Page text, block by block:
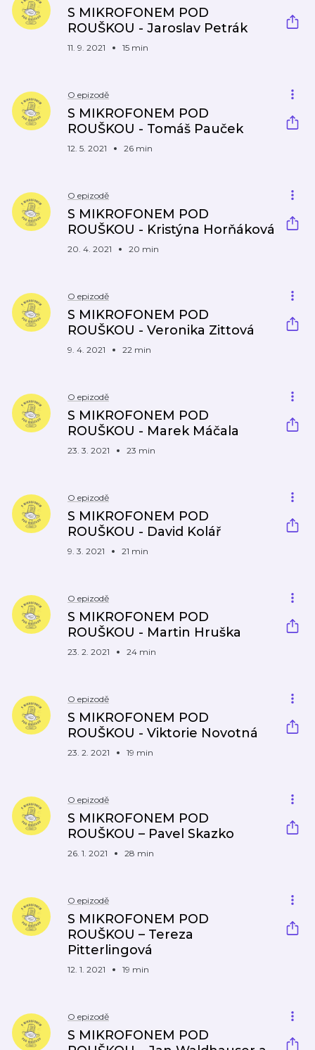
S MIKROFONEM POD
ROUŠKOU - Jaroslav Petrák
11. 9. 2021 15 min
O epizodě
S MIKROFONEM POD
ROUŠKOU - Tomáš Pauček
12. 5. 2021 26 min
O epizodě
S MIKROFONEM POD
ROUŠKOU - Kristýna Horňáková
20. 4. 2021 20 min
O epizodě
S MIKROFONEM POD
ROUŠKOU - Veronika Zittová
9. 4. 2021 22 min
O epizodě
S MIKROFONEM POD
ROUŠKOU - Marek Máčala
23. 3. 2021 23 min
O epizodě
S MIKROFONEM POD
ROUŠKOU - David Kolář
9. 3. 2021 21 min
O epizodě
S MIKROFONEM POD
ROUŠKOU - Martin Hruška
23. 2. 2021 24 min
O epizodě
S MIKROFONEM POD
ROUŠKOU - Viktorie Novotná
23. 2. 2021 19 min
O epizodě
S MIKROFONEM POD
ROUŠKOU – Pavel Skazko
26. 1. 2021 28 min
O epizodě
S MIKROFONEM POD
ROUŠKOU – Tereza
Pitterlingová
12. 1. 2021 19 min
O epizodě
S MIKROFONEM POD